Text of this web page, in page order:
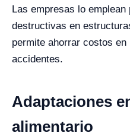
Las empresas lo
destructivas en
permite ahorrar costos
accidentes.
Adaptaciones
alimentario